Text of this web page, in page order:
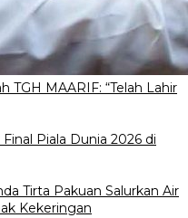
TGH MAARIF: “Telah Lahir
Piala Dunia 2026 di
Tirta Pakuan Salurkan Air
Kekeringan